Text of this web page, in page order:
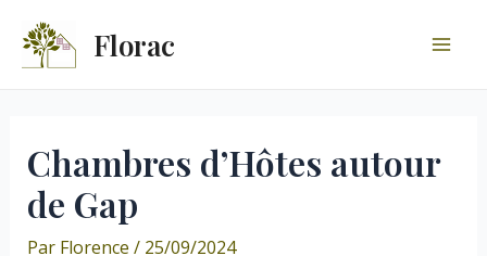
contenu
Florac
Chambres d’Hôtes autour
de Gap
Par Florence / 25/09/2024